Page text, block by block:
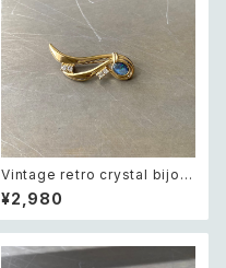
Vintage retro crystal bijou
opearl brooch レトロ ヴィン
テージ アクセサリー クリスタル
ビジュー オパール ブローチ
¥2,980